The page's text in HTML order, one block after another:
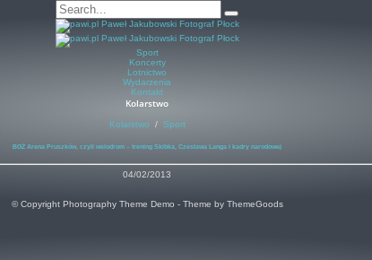
Sport
Koncerty
Lotnictwo
Wydarzenia
Kontakt
Kolarstwo
Kolarstwo / Sport
BGŻ Arena Pruszków, czyli welodrom – trening Skibka, Czesława Langa i kadry narodowej
04/02/2013
© Copyright Photography Theme Demo - Theme by ThemeGoods